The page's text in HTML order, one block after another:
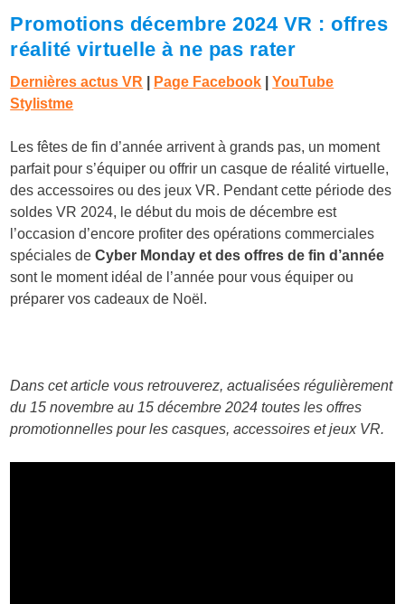
Promotions décembre 2024 VR : offres
réalité virtuelle à ne pas rater
Dernières actus VR Page Facebook
YouTube
Stylistme
Les fêtes de fin d’année arrivent à grands pas, un moment
parfait pour s’équiper ou offrir un casque de réalité virtuelle,
des accessoires ou des jeux VR. Pendant cette période des
soldes VR 2024, le début du mois de décembre est
l’occasion d’encore profiter des opérations commerciales
spéciales de Cyber Monday et des offres de fin d’année
sont le moment idéal de l’année pour vous équiper ou
préparer vos cadeaux de Noël.
Dans cet article vous retrouverez, actualisées régulièrement
du 15 novembre au 15 décembre 2024 toutes les offres
promotionnelles pour les casques, accessoires et jeux VR.